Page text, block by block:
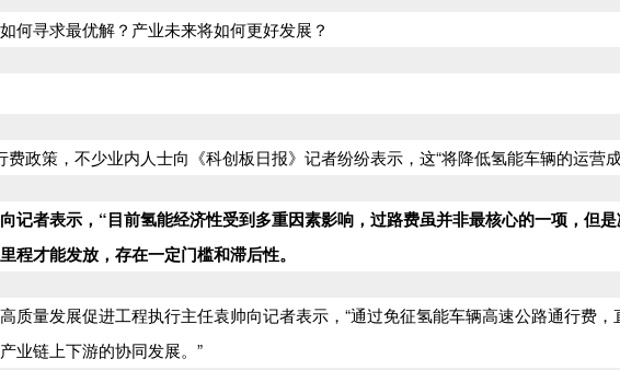
何寻求最优解？产业未来将如何更好发展？
政策，不少业内人士向《科创板日报》记者纷纷表示，这“将降低氢能车辆的运营成
记者表示，“目前氢能经济性受到多重因素影响，过路费虽并非最核心的一项，但
程才能发放，存在一定门槛和滞后性。
质量发展促进工程执行主任袁帅向记者表示，“通过免征氢能车辆高速公路通行费
业链上下游的协同发展。”